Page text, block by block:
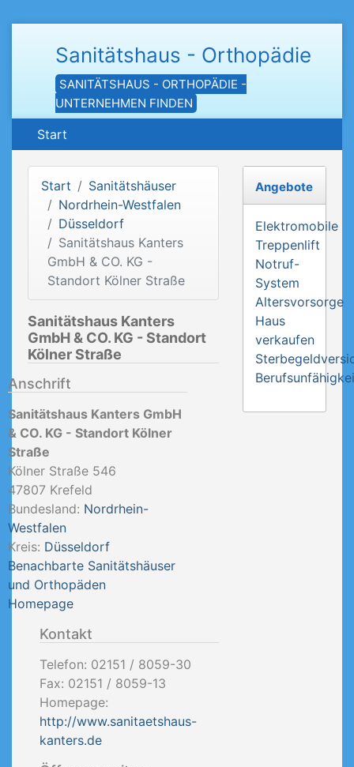
Sanitätshaus - Orthopädie
SANITÄTSHAUS - ORTHOPÄDIE -
UNTERNEHMEN FINDEN
Start
Start
Sanitätshäuser
Nordrhein-Westfalen
Düsseldorf
Sanitätshaus Kanters
GmbH & CO. KG -
Standort Kölner Straße
Sanitätshaus Kanters
GmbH & CO. KG - Standort
Kölner Straße
Anschrift
Sanitätshaus Kanters GmbH
& CO. KG - Standort Kölner
Straße
Kölner Straße 546
47807 Krefeld
Bundesland: Nordrhein-
Westfalen
Kreis: Düsseldorf
Benachbarte Sanitätshäuser
und Orthopäden
Homepage
Kontakt
Telefon: 02151 / 8059-30
Fax: 02151 / 8059-13
Homepage:
http://www.sanitaetshaus-
kanters.de
Angebote
Elektromobile
Treppenlift
Notruf-
System
Altersvorsorge
Haus
verkaufen